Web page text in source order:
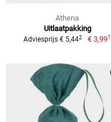
Athena
Uitlaatpakking
Adviesprijs € 5,442 € 3,991